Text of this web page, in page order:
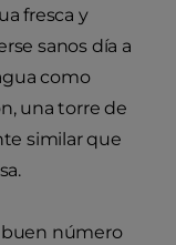
fresca y
sanos día a
como
una torre de
similar que
número